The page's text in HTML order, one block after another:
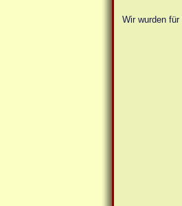
Wir wurden